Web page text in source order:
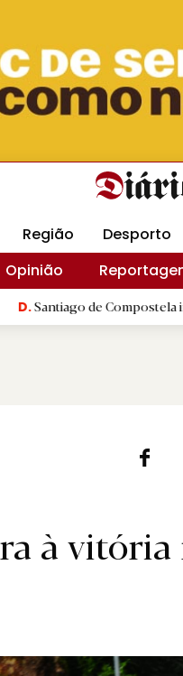
Revista Minha
Região Desporto
Opinião
de Compostela inaugura
à